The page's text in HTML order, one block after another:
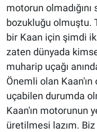
motorun
bozukluğu olmuştu.
bir Kaan için şimdi
zaten dünyada
muharip uçağı
Önemli olan Kaan'ın
uçabilen durumda
Kaan'ın motorunun
üretilmesi lazım.